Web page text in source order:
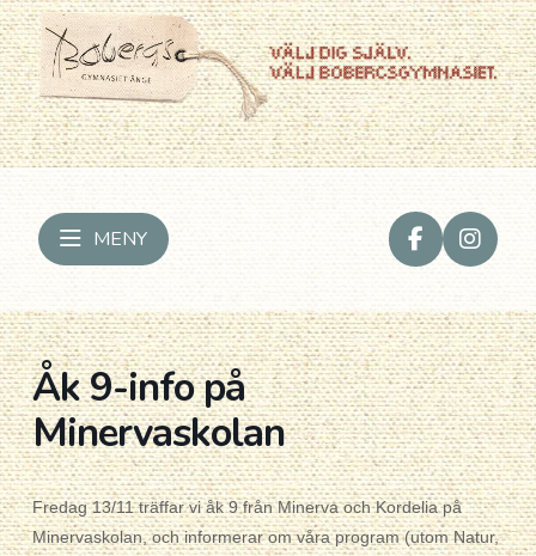
MENY
Åk 9-info på
Minervaskolan
Fredag 13/11 träffar vi åk 9 från Minerva och Kordelia på
Minervaskolan, och informerar om våra program (utom Natur,